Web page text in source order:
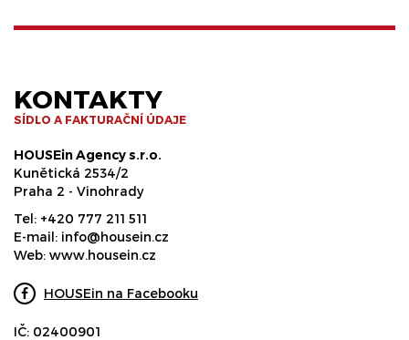
KONTAKTY
SÍDLO A FAKTURAČNÍ ÚDAJE
HOUSEin Agency s.r.o.
Kunětická 2534/2
Praha 2 - Vinohrady
Tel: +420 777 211 511
E-mail: info@housein.cz
Web: www.housein.cz
HOUSEin na Facebooku
IČ: 02400901